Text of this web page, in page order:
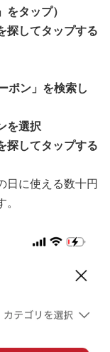
タップ）
探してタップする
ポン」を検索し
を選択
探してタップする
日に使える数十円